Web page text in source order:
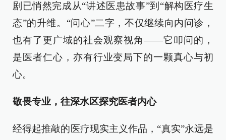
剧已悄然完成从“讲述医患故事”到“解构医疗生
态”的升维。“问心”二字，不仅继续向内问诊，
也有了更广域的社会观察视角——它叩问的，
是医者仁心，亦有行业变局下的一颗真心与初
心。
敬畏专业，往深水区探究医者内心
经得起推敲的医疗现实主义作品，“真实”永远是